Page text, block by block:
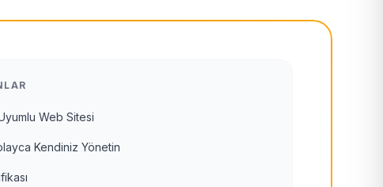
Web Sitesi
Kendiniz Yönetin